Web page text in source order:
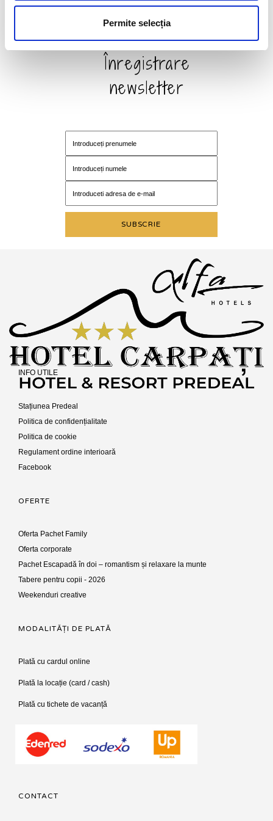
Permite selecția
Înregistrare
newsletter
INFO UTILE
Stațiunea Predeal
Politica de confidențialitate
Politica de cookie
Regulament ordine interioară
Facebook
OFERTE
Oferta Pachet Family
Oferta corporate
Pachet Escapadă în doi – romantism și relaxare la munte
Tabere pentru copii - 2026
Weekenduri creative
MODALITĂȚI DE PLATĂ
Plată cu cardul online
Plată la locație (card / cash)
Plată cu tichete de vacanță
CONTACT